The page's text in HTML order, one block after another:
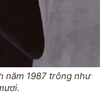
năm 1987 trông như